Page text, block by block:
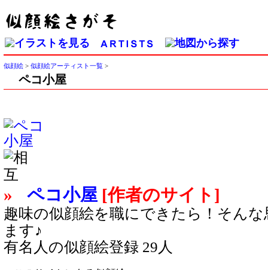
似顔絵 > 似顔絵アーティスト一覧 >
ペコ小屋
» ペコ小屋 [作者のサイト]
趣味の似顔絵を職にできたら！そん
ます♪
有名人の似顔絵登録 29人